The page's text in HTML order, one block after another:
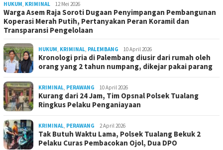
HUKUM, KRIMINAL 12 Mei 2026
Warga Asem Raja Soroti Dugaan Penyimpangan Pembangunan
Koperasi Merah Putih, Pertanyakan Peran Koramil dan
Transparansi Pengelolaan
HUKUM, KRIMINAL, PALEMBANG 10 April 2026
Kronologi pria di Palembang diusir dari rumah oleh
orang yang 2 tahun numpang, dikejar pakai parang
KRIMINAL, PERAWANG 10 April 2026
Kurang dari 24 Jam, Tim Opsnal Polsek Tualang
Ringkus Pelaku Penganiayaan
KRIMINAL, PERAWANG 2 April 2026
Tak Butuh Waktu Lama, Polsek Tualang Bekuk 2
Pelaku Curas Pembacokan Ojol, Dua DPO